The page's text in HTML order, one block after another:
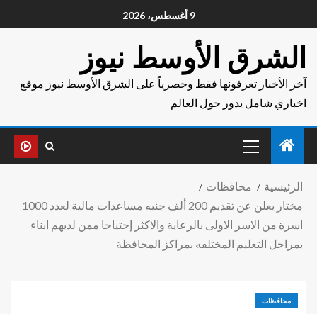
9 أغسطس، 2026
الشرق الأوسط نيوز
آخر الأخبار تعرفونها فقط وحصرياً على الشرق الأوسط نيوز موقع
اخباري شامل يدور حول العالم
الرئيسية
محافظات
مختار يعلن عن تقديم 200 ألف جنيه مساعدات مالية لعدد 1000
اسرة من الاسر الاولى بالرعاية والاكثر إحتياجا ممن لديهم ابناء
بمراحل التعليم المختلفه بمراكز المحافظة
محافظات